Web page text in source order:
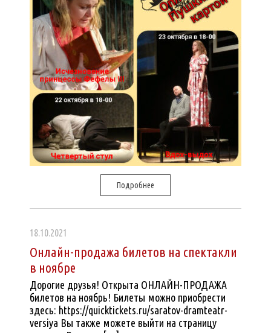
Подробнее
18.10.2021
Онлайн-продажа билетов на спектакли
в ноябре
Дорогие друзья! Открыта ОНЛАЙН-ПРОДАЖА
билетов на ноябрь! Билеты можно приобрести
здесь: https://quicktickets.ru/saratov-dramteatr-
versiya Вы также можете выйти на страницу